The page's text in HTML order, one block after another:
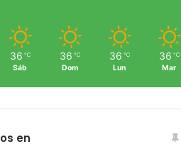
36 ℃
Sáb
36 ℃
Dom
36 ℃
Lun
36 ℃
Mar
en